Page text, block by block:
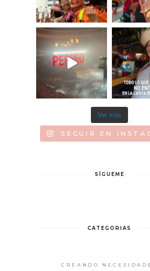
Ver más
SEGUIR EN
SÍGUEME
CATEGORIAS
CREANDO